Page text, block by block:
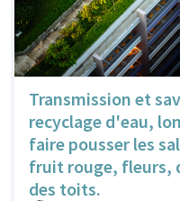
Transmission et
recyclage d'eau,
faire pousser les
fruit rouge, fleurs,
des toits.